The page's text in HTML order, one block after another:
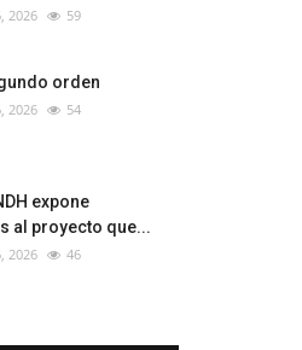
2026 59
orden
2026 54
expone
al proyecto que...
2026 46